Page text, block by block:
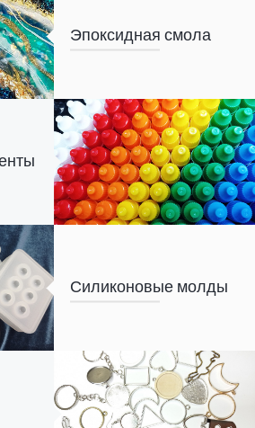
Эпоксидная смола
Силиконовые молды